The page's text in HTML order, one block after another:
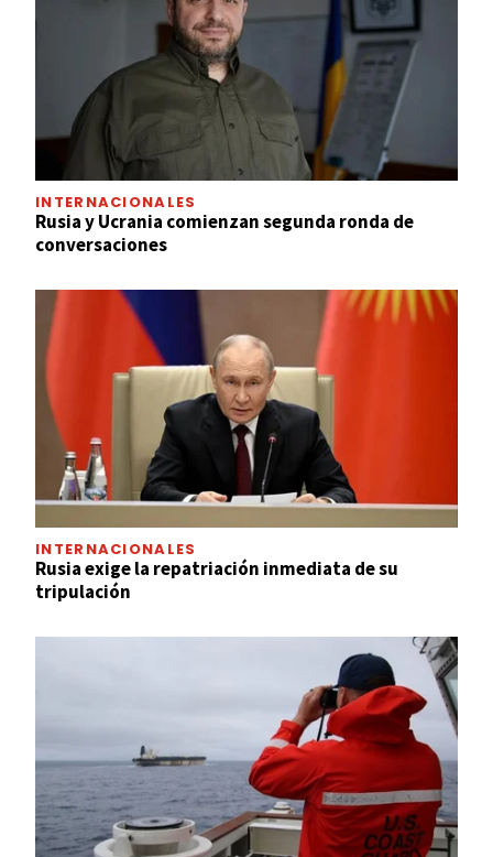
INTERNACIONALES
Rusia y Ucrania comienzan segunda ronda de
conversaciones
INTERNACIONALES
Rusia exige la repatriación inmediata de su
tripulación